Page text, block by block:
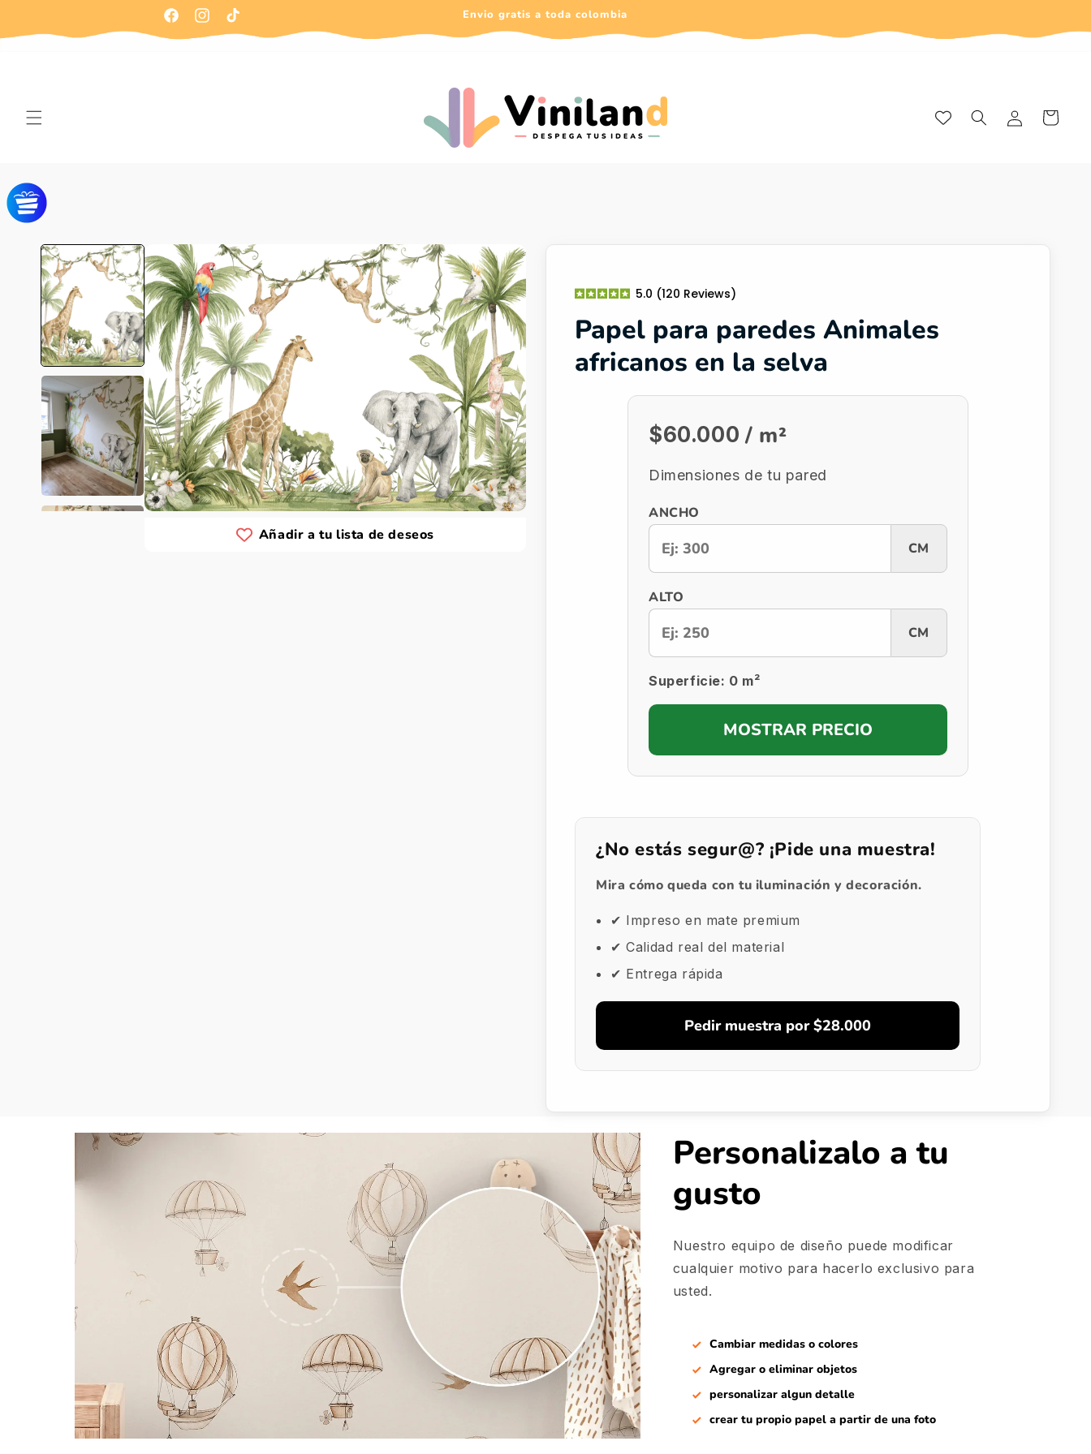
al contenido
FacebookInstagram
TikTok
Envio gratis a toda colombia
sesión
Carrito
Añadir a tu lista de deseos
5.0 (120 Reviews)
Papel para paredes Animales
africanos en la selva
$60.000 / m²
Dimensiones de tu pared
ANCHO
CM
ALTO
CM
Superficie: 0 m²
MOSTRAR PRECIO
¿No estás segur@? ¡Pide una muestra!
Mira cómo queda con tu iluminación y decoración.
✔ Impreso en mate premium
✔ Calidad real del material
✔ Entrega rápida
Pedir muestra por $28.000
Personalizalo a tu
gusto
Nuestro equipo de diseño puede modificar
cualquier motivo para hacerlo exclusivo para
usted.
Cambiar medidas o colores
Agregar o eliminar objetos
personalizar algun detalle
crear tu propio papel a partir de una foto